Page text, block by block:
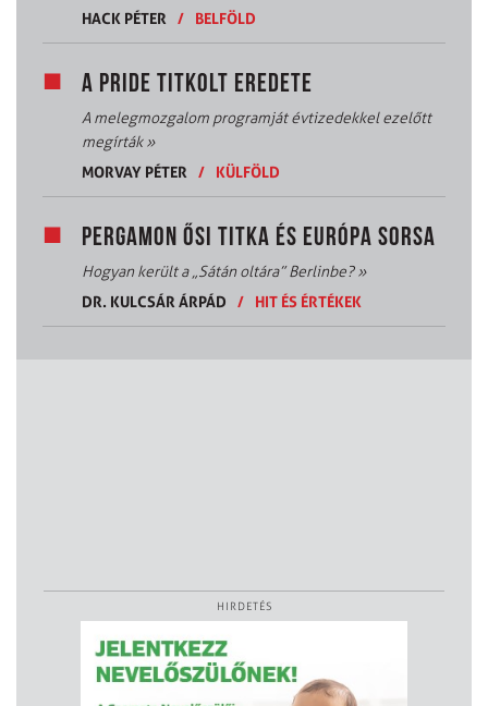
HACK PÉTER
/ BELFÖLD
A PRIDE TITKOLT EREDETE
A melegmozgalom programját évtizedekkel ezelőtt
megírták»
MORVAY PÉTER
/ KÜLFÖLD
PERGAMON ŐSI TITKA ÉS EURÓPA SORSA
Hogyan került a „Sátán oltára” Berlinbe?»
DR. KULCSÁR ÁRPÁD
/ HIT ÉS ÉRTÉKEK
HIRDETÉS